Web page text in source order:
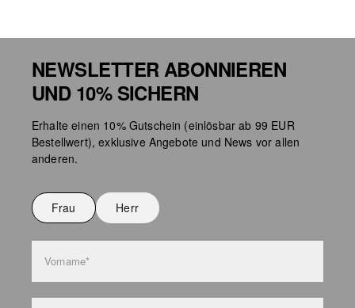
NEWSLETTER ABONNIEREN
UND 10% SICHERN
Erhalte einen 10% Gutschein (einlösbar ab 99 EUR
Bestellwert), exklusive Angebote und News vor allen
anderen.
Frau Herr
Vorname*